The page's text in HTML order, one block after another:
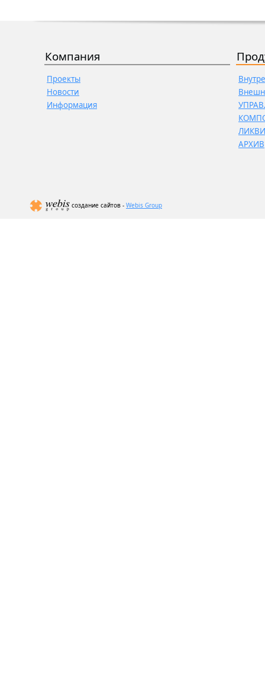
Компания
Проекты
Новости
Информация
АРХИВ
создание сайтов - Webis Group